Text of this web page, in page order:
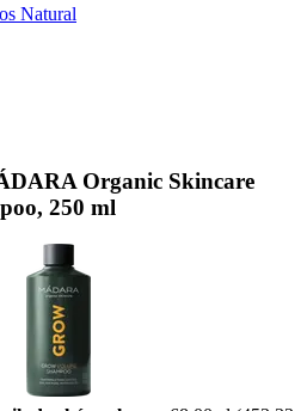
Natural
Organic Skincare
250 ml